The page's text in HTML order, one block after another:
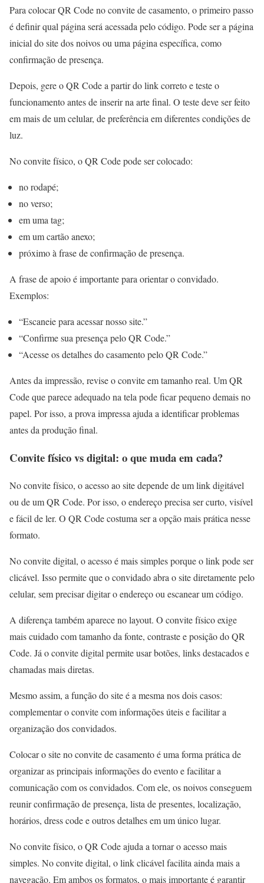
Para colocar QR Code no convite de casamento, o primeiro passo
é definir qual página será acessada pelo código. Pode ser a página
inicial do site dos noivos ou uma página específica, como
confirmação de presença.
Depois, gere o QR Code a partir do link correto e teste o
funcionamento antes de inserir na arte final. O teste deve ser feito
em mais de um celular, de preferência em diferentes condições de
luz.
No convite físico, o QR Code pode ser colocado:
no rodapé;
no verso;
em uma tag;
em um cartão anexo;
próximo à frase de confirmação de presença.
A frase de apoio é importante para orientar o convidado.
Exemplos:
“Escaneie para acessar nosso site.”
“Confirme sua presença pelo QR Code.”
“Acesse os detalhes do casamento pelo QR Code.”
Antes da impressão, revise o convite em tamanho real. Um QR
Code que parece adequado na tela pode ficar pequeno demais no
papel. Por isso, a prova impressa ajuda a identificar problemas
antes da produção final.
Convite físico vs digital: o que muda em cada?
No convite físico, o acesso ao site depende de um link digitável
ou de um QR Code. Por isso, o endereço precisa ser curto, visível
e fácil de ler. O QR Code costuma ser a opção mais prática nesse
formato.
No convite digital, o acesso é mais simples porque o link pode ser
clicável. Isso permite que o convidado abra o site diretamente pelo
celular, sem precisar digitar o endereço ou escanear um código.
A diferença também aparece no layout. O convite físico exige
mais cuidado com tamanho da fonte, contraste e posição do QR
Code. Já o convite digital permite usar botões, links destacados e
chamadas mais diretas.
Mesmo assim, a função do site é a mesma nos dois casos:
complementar o convite com informações úteis e facilitar a
organização dos convidados.
Colocar o site no convite de casamento é uma forma prática de
organizar as principais informações do evento e facilitar a
comunicação com os convidados. Com ele, os noivos conseguem
reunir confirmação de presença, lista de presentes, localização,
horários, dress code e outros detalhes em um único lugar.
No convite físico, o QR Code ajuda a tornar o acesso mais
simples. No convite digital, o link clicável facilita ainda mais a
navegação. Em ambos os formatos, o mais importante é garantir